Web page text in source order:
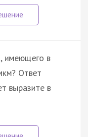
имеющего в
Ответ
выразите в